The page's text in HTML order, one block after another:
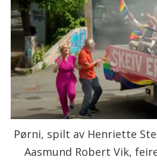
Pørni, spilt av Henriette
Aasmund Robert Vik,